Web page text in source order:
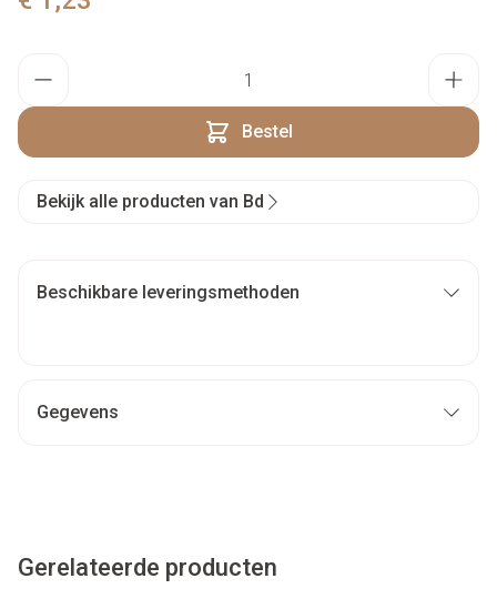
Bestel
Bekijk alle producten van Bd
Beschikbare leveringsmethoden
Gegevens
Gerelateerde producten